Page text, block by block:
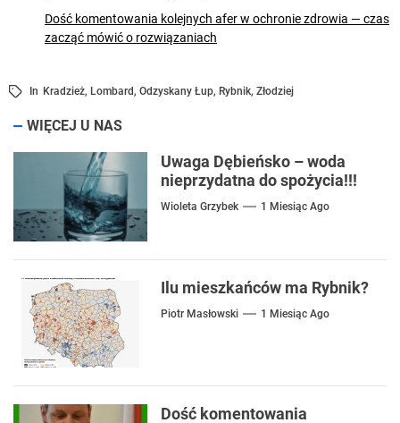
Dość komentowania kolejnych afer w ochronie zdrowia — czas
zacząć mówić o rozwiązaniach
In Kradzież, Lombard, Odzyskany Łup, Rybnik, Złodziej
WIĘCEJ U NAS
Uwaga Dębieńsko – woda
nieprzydatna do spożycia!!!
Wioleta Grzybek 1 Miesiąc Ago
Ilu mieszkańców ma Rybnik?
Piotr Masłowski 1 Miesiąc Ago
Dość komentowania